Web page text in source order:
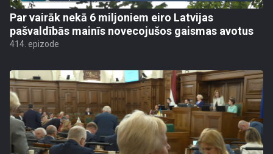
Par vairāk nekā 6 miljoniem eiro Latvijas
pašvaldībās mainīs novecojušos gaismas avotus
414. epizode